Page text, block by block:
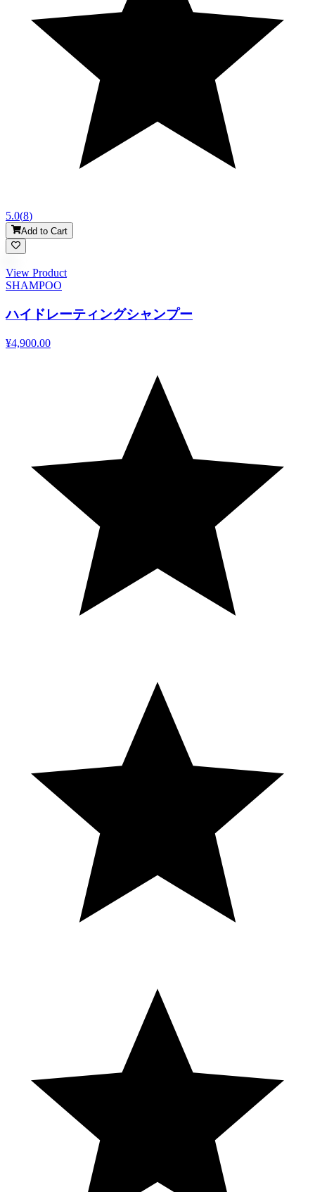
5.0(8)
Add to Cart
View Product
SHAMPOO
ハイドレーティングシャンプー
¥4,900.00